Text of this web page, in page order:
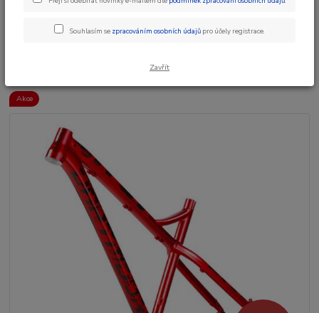
Komponenty na kolo Rámy
MTB rámy pevné
RÁM XX - ČERVENÝ
Akce
Souhlasím se zpracováním osobních údajů pro účely registrace.
Zavřít